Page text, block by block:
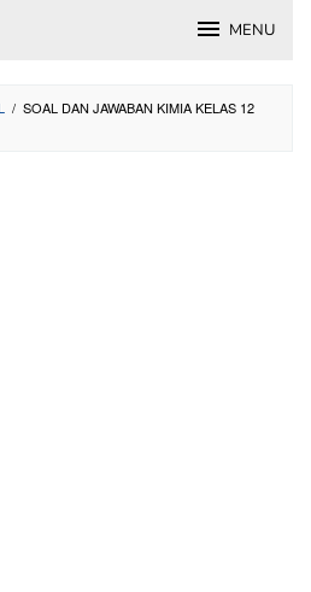
MENU
/ SOAL DAN JAWABAN KIMIA KELAS 12